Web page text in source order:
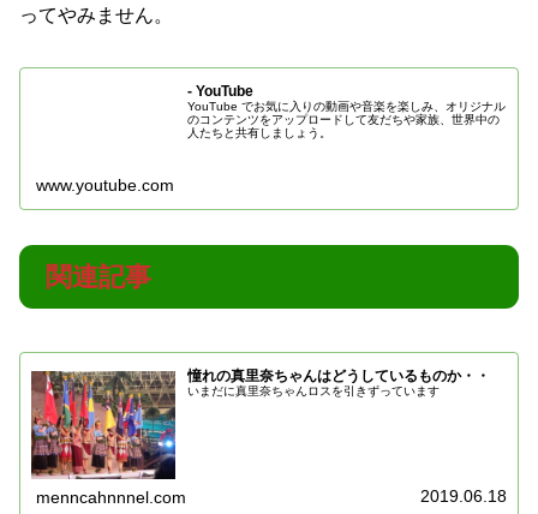
ってやみません。
- YouTube
YouTube でお気に入りの動画や音楽を楽しみ、オリジナル
のコンテンツをアップロードして友だちや家族、世界中の
人たちと共有しましょう。
www.youtube.com
関連記事
憧れの真里奈ちゃんはどうしているものか・・
いまだに真里奈ちゃんロスを引きずっています
menncahnnnel.com 2019.06.18